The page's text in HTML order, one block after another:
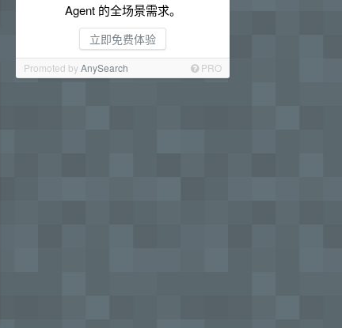
Agent 的全场景需求。
立即免费体验
Promoted byAnySearch PRO